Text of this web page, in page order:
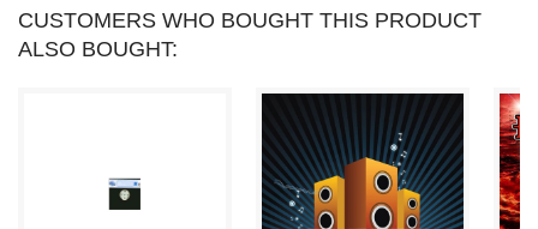
よ
っ
CUSTOMERS WHO BOUGHT THIS PRODUCT
ALSO BOUGHT: